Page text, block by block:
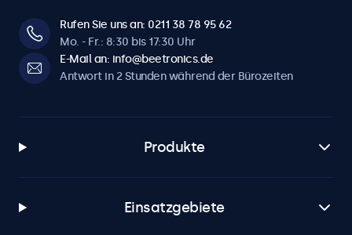
Rufen Sie uns an: 0211 38 78 95 62
Mo. - Fr.: 8:30 bis 17:30 Uhr
E-Mail an: info@beetronics.de
Antwort in 2 Stunden während der Bürozeiten
Produkte
Einsatzgebiete